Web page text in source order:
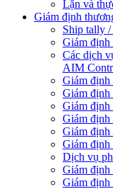
Lặn và
Giám định
Ship tally
Giám định
Các dịch
AIM
Giám định
Giám định
Giám định
Giám định
Giám định
Giám định
Dịch vụ
Giám định
Giám định